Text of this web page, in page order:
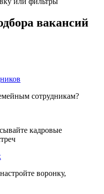
вакансий
сотрудникам?
кадровые
воронку,